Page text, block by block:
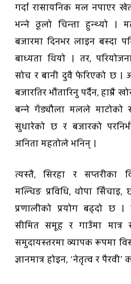
गर्दा रासायनिक मल नपाएर
भन्ने ठूलो चिन्ता हुन्थ्यो ।
बजारमा दिनभर लाइन बस्दा
बाध्यता थियो । तर,
सोच र बानी दुवै फेरिएको छ ।
बजारतिर भौंतारिनु पर्दैन, हाम्रै
बन्ने गँड्यौला मलले माटोको
सुधारेको छ र बजारको
अनिता महतोले भनिन् ।
त्यस्तै, सिरहा र सप्तरीका
मल्चिङ प्रविधि, थोपा सिँचाइ,
प्रणालीको प्रयोग बढ्दो छ
सीमित समूह र गाउँमा
समुदायस्तरमा व्यापक रूपमा
ज्ञानमात्र होइन, ‘नेतृत्व र